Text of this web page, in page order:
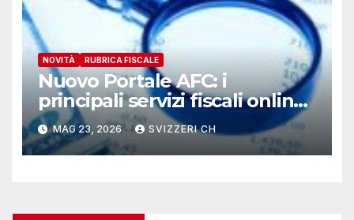
NOVITÀ RUBRICA FISCALE
Nuovo Portale AFC: i
principali servizi fiscali online
riuniti in un unico accesso
MAG 23, 2026 SVIZZERI CH